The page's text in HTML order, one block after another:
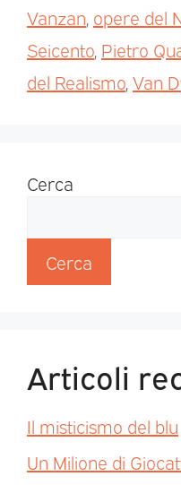
Vanzan opere del
Seicento Pietro
del Realismo Van
Cerca
Cerca
Articoli
Il misticismo del blu
Un Milione di